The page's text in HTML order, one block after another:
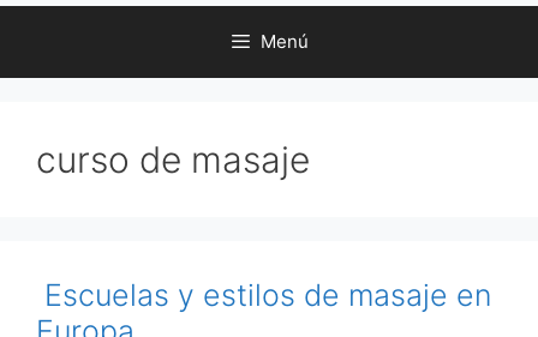
Menú
curso de masaje
Escuelas y estilos de masaje en